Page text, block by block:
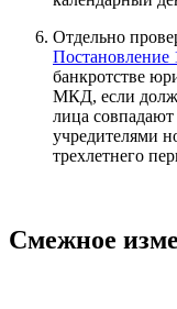
Отдельно
Постановление
банкротстве
МКД, если
лица
учредителями
трехлетнего
Смежное